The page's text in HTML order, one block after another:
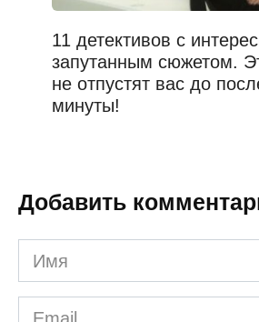
11 детективов с
запутанным сюжетом.
не отпустят вас до
минуты!
Добавить
Имя
*
Email